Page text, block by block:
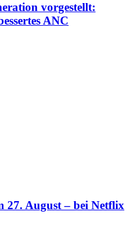
vorgestellt:
ANC
27. August – bei Netflix